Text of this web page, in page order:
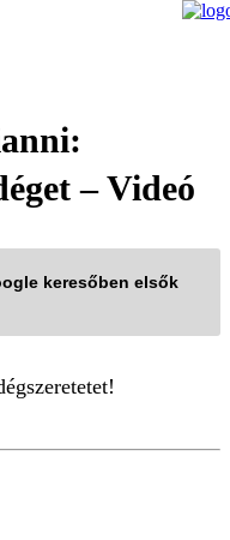
– Videó
keresőben elsők